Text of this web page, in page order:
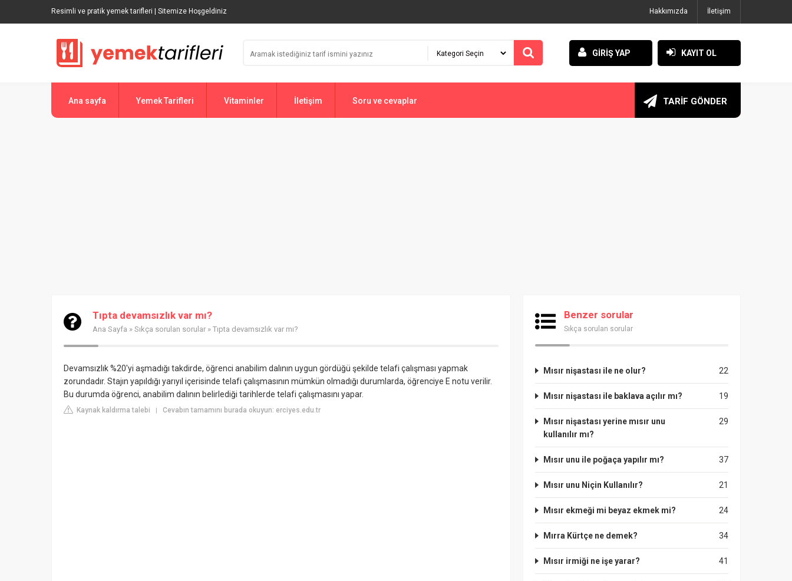
Resimli ve pratik yemek tarifleri | Sitemize Hoşgeldiniz Hakkımızda İletişim
GİRİŞ YAP KAYIT OL
Ana sayfa Yemek Tarifleri Vitaminler İletişim Soru ve cevaplar TARİF GÖNDER
Tıpta devamsızlık var mı?
Ana Sayfa » Sıkça sorulan sorular » Tıpta devamsızlık var mı?
Devamsızlık %20'yi aşmadığı takdirde, öğrenci anabilim dalının uygun gördüğü şekilde telafi çalışması yapmak
zorundadır. Stajın yapıldığı yarıyıl içerisinde telafi çalışmasının mümkün olmadığı durumlarda, öğrenciye E notu verilir.
Bu durumda öğrenci, anabilim dalının belirlediği tarihlerde telafi çalışmasını yapar.
Kaynak kaldırma talebi | Cevabın tamamını burada okuyun: erciyes.edu.tr
Benzer sorular
Sıkça sorulan sorular
22
Mısır nişastası ile ne olur?
19
Mısır nişastası ile baklava açılır mı?
29
Mısır nişastası yerine mısır unu
kullanılır mı?
37
Mısır unu ile poğaça yapılır mı?
21
Mısır unu Niçin Kullanılır?
24
Mısır ekmeği mi beyaz ekmek mi?
34
Mırra Kürtçe ne demek?
41
Mısır irmiği ne işe yarar?